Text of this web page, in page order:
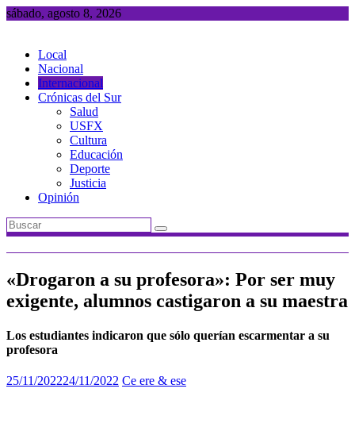
Saltar
sábado, agosto 8, 2026
Local
Nacional
Internacional
Crónicas del Sur
Salud
USFX
Cultura
Educación
Deporte
Justicia
Opinión
«Drogaron a su profesora»: Por ser muy
exigente, alumnos castigaron a su maestra
Los estudiantes indicaron que sólo querían escarmentar a su
profesora
25/11/202224/11/2022 Ce ere & ese